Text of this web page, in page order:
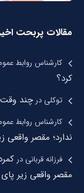
مقالات پربحت
کارشناس روابط
کرد؟
توکلیدرچند وقت
کارشناس روابط
ندارد؛ مقصر
فرزانه قربانیدر
مقصر واقعی زیر